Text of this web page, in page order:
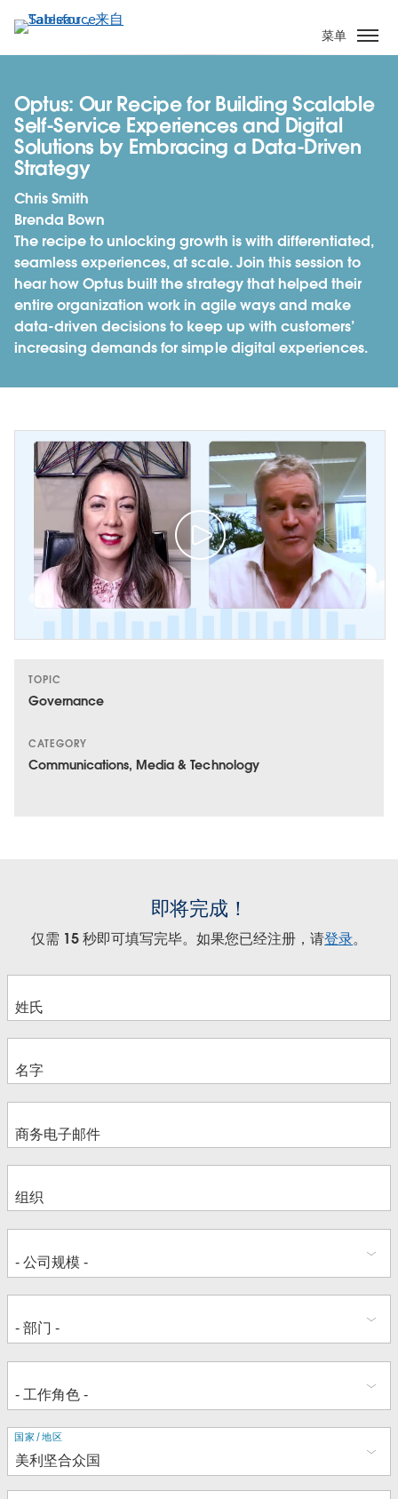
转
到
菜单
Optus: Our Recipe for Building Scalable
Self-Service Experiences and Digital
Solutions by Embracing a Data-Driven
Strategy
Chris Smith
Brenda Bown
The recipe to unlocking growth is with differentiated,
seamless experiences, at scale. Join this session to
hear how Optus built the strategy that helped their
entire organization work in agile ways and make
data-driven decisions to keep up with customers’
increasing demands for simple digital experiences.
TOPIC
Governance
CATEGORY
Communications, Media & Technology
即将完成！
仅需 15 秒即可填写完毕。如果您已经注册，请登录。
地
址
国家/地区